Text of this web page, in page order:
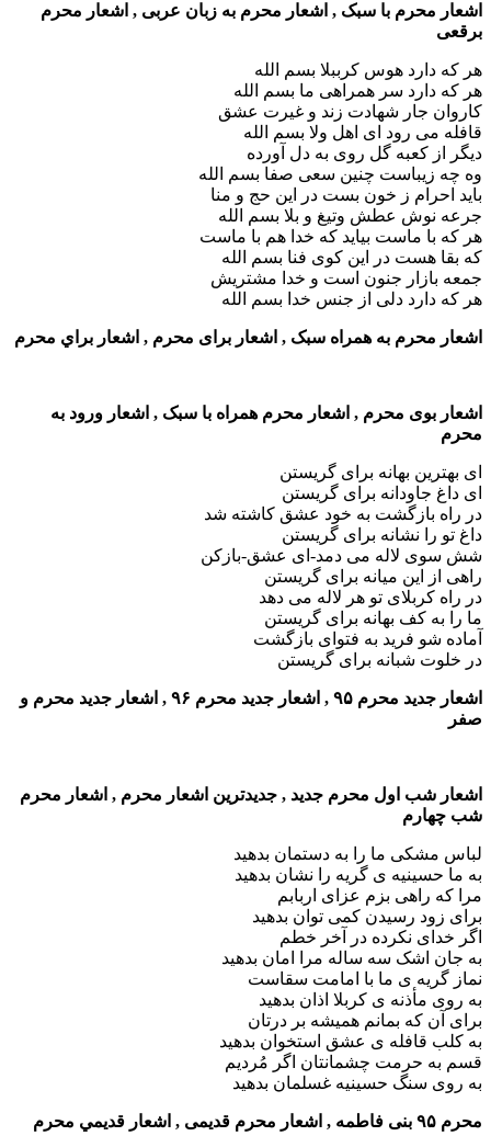
اشعار محرم با سبک , اشعار محرم به زبان عربی , اشعار محرم
برقعی
هر که دارد هوس کرببلا بسم الله
هر که دارد سر همراهی ما بسم الله
کاروان جار شهادت زند و غیرت عشق
قافله می رود ای اهل ولا بسم الله
دیگر از کعبه گل روی به دل آورده
وه چه زیباست چنین سعی صفا بسم الله
باید احرام ز خون بست در این حج و منا
جرعه نوش عطش وتیغ و بلا بسم الله
هر که با ماست بیاید که خدا هم با ماست
که بقا هست در این کوی فنا بسم الله
جمعه بازار جنون است و خدا مشتریش
هر که دارد دلی از جنس خدا بسم الله
اشعار محرم به همراه سبک , اشعار برای محرم , اشعار براي محرم
اشعار بوی محرم , اشعار محرم همراه با سبک , اشعار ورود به
محرم
ای بهترین بهانه برای گریستن
ای داغ جاودانه برای گریستن
در راه بازگشت به خود عشق کاشته شد
داغ تو را نشانه برای گریستن
شش سوی لاله می دمد-ای عشق-بازکن
راهی از این میانه برای گریستن
در راه کربلای تو هر لاله می دهد
ما را به کف بهانه برای گریستن
آماده شو فرید به فتوای بازگشت
در خلوت شبانه برای گریستن
اشعار جدید محرم ۹۵ , اشعار جدید محرم ۹۶ , اشعار جدید محرم و
صفر
اشعار شب اول محرم جدید , جدیدترین اشعار محرم , اشعار محرم
شب چهارم
لباس مشکی ما را به دستمان بدهید
به ما حسینیه ی گریه را نشان بدهید
مرا که راهی بزم عزای اربابم
برای زود رسیدن کمی توان بدهید
اگر خدای نکرده در آخر خطم
به جان اشک سه ساله مرا امان بدهید
نماز گریه ی ما با امامت سقاست
به روی مأذنه ی کربلا اذان بدهید
برای آن که بمانم همیشه بر درتان
به کلب قافله ی عشق استخوان بدهید
قسم به حرمت چشمانتان اگر مُردیم
به روی سنگ حسینیه غسلمان بدهید
محرم ۹۵ بنی فاطمه , اشعار محرم قدیمی , اشعار قديمي محرم